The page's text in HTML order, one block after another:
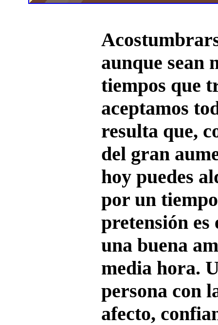
aunque sean
tiempos que
aceptamos
resulta que,
del gran
hoy puedes
por un
pretensión es
una buena
media hora.
persona con
afecto,